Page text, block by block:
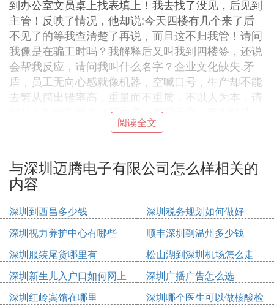
到办公室文员桌上找表填上！我去找了没见，后见到
主管！反映了情况，他却说:今天四楼有几个来了后
不见了的等我查清楚了再说，而且这不归我管！请问
我像是在骗工时吗？我解释后又叫我到四楼签，还说
会帮我反应，请问我叫什么名字？企业文化缺失.矛
盾，员工无向心感就像机器，空喊口号，生产却不能
去繁从简出错率高，重量而不重质，不以人为本，请
问什么叫做质量？规矩太多，有罚无赏，差别对待，
对下严行对上却形同虚设，管理层都不以身作则有担
方恨不精！走法律漏洞，有订单时让你加班到死，而
无订单时放假到你想死！周五让你加到临晨2点也不
给你周末加，排班不合理，计划生产表永远都是变化
表，不怕浪费纸吗？员工怨声载道，走的多过留的，
新人换旧人出错率能不高吗？员工矛盾纠纷争吵也没
人解决，我所在的线就有三起了！请问员工内部不和
问题严重吗？伙食我就不评论了！因人而异，饭堂蛮
小的，我只知道我刚用三天的洗洁精不见了，同事刚
用两个星期的饭盆也不见了，同事明明打满的开水却
被喝光了，牙膏洗衣粉纸巾只用了一个星期，都发生
阅读全文
与深圳迈腾电子有限公司怎么样相关的
内容
深圳到西昌多少钱
深圳税务规划如何做好
深圳视力养护中心有哪些
顺丰深圳到温州多少钱
深圳服装尾货哪里有
松山湖到深圳机场怎么走
深圳新生儿入户口如何网上
申请
深圳广播广告怎么选
深圳红岭宾馆在哪里
深圳哪个医生可以做核酸检